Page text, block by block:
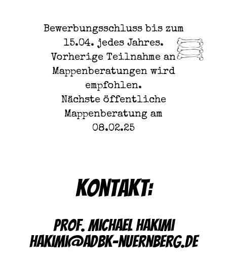
Bewerbungsschluss bis zum
15.04. jedes Jahres.
Vorherige Teilnahme an
Mappenberatungen wird
empfohlen.
Nächste öffentliche
Mappenberatung am
08.02.25
Kontakt:
Prof. Michael Hakimi
hakimi@adbk-nuernberg.de